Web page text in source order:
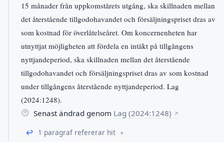
15 månader från uppkomstårets utgång, ska skillnaden mellan
det återstående tillgodohavandet och försäljningspriset dras av
som kostnad för överlåtelseåret. Om koncernenheten har
utnyttjat möjligheten att fördela en intäkt på tillgångens
nyttjandeperiod, ska skillnaden mellan det återstående
tillgodohavandet och försäljningspriset dras av som kostnad
under tillgångens återstående nyttjandeperiod. Lag
(2024:1248).
Senast ändrad genom Lag (2024:1248) ↗
↩ 1 paragraf refererar hit